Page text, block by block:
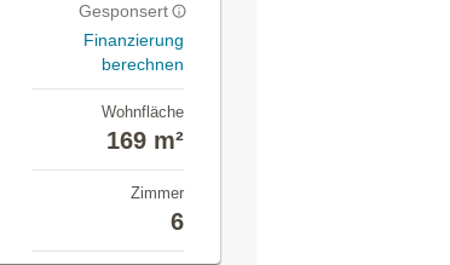
Gesponsert
Finanzierung
berechnen
Wohnfläche
169 m²
Zimmer
6